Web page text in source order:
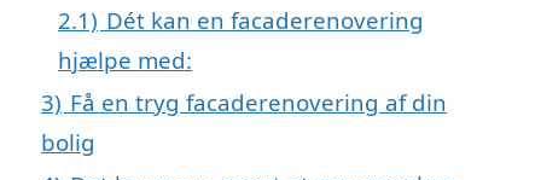
2.1) Dét kan en facaderenovering
hjælpe med:
3) Få en tryg facaderenovering af din
bolig